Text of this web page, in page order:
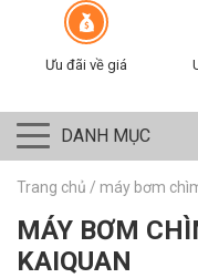
Ưu đãi về giá
DANH MỤC
Trang chủ / máy bơm
MÁY BƠM
KAIQUAN